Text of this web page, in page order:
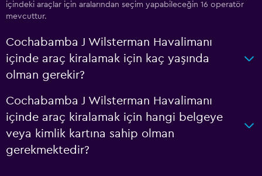
içindeki araçlar için aralarından seçim yapabileceğin 16 operatör
mevcuttur.
Cochabamba J Wilsterman Havalimanı
içinde araç kiralamak için kaç yaşında
olman gerekir?
Cochabamba J Wilsterman Havalimanı
içinde araç kiralamak için hangi belgeye
veya kimlik kartına sahip olman
gerekmektedir?